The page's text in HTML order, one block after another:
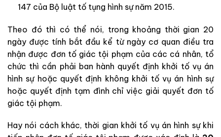
147 của Bộ luật tố tụng hình sự năm 2015.
Theo đó thì có thể nói, trong khoảng thời gian 20
ngày được tính bắt đầu kể từ ngày cơ quan điều tra
nhận được đơn tố giác tội phạm của các cá nhân, tổ
chức thì cần phải ban hành quyết định khởi tố vụ án
hình sự hoặc quyết định không khởi tố vụ án hình sự
hoặc quyết định tạm đình chỉ việc giải quyết đơn tố
giác tội phạm.
Hay nói cách khác, thời gian khởi tố vụ án hình sự khi